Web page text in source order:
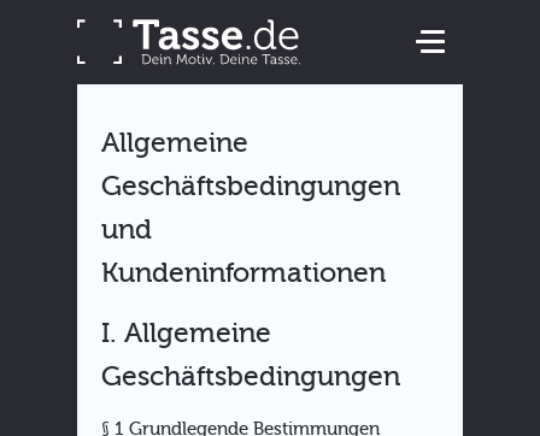
Allgemeine
Geschäftsbedingungen
und
Kundeninformationen
I. Allgemeine
Geschäftsbedingungen
§ 1 Grundlegende Bestimmungen